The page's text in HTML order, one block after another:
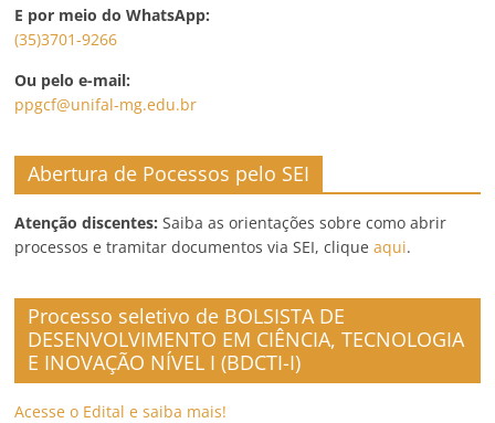
E por meio do WhatsApp:
(35)3701-9266
Ou pelo e-mail:
ppgcf@unifal-mg.edu.br
Abertura de Pocessos pelo SEI
Atenção discentes: Saiba as orientações sobre como abrir
processos e tramitar documentos via SEI, cliqueaqui.
Processo seletivo de BOLSISTA DE
DESENVOLVIMENTO EM CIÊNCIA, TECNOLOGIA
E INOVAÇÃO NÍVEL I (BDCTI-I)
Acesse o Edital e saiba mais!